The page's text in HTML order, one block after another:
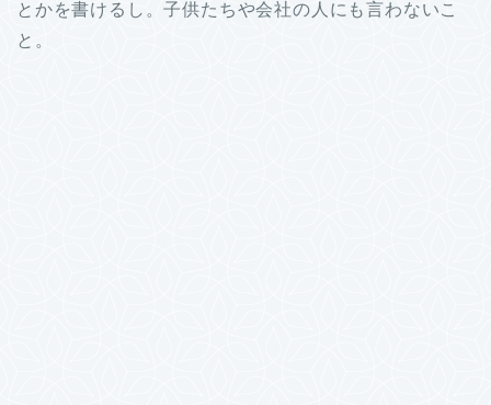
とかを書けるし。子供たちや会社の人にも言わないこ
と。